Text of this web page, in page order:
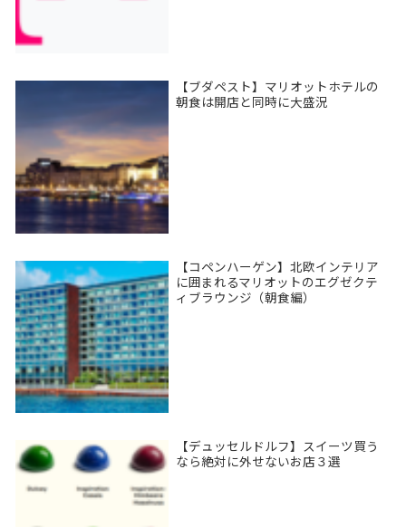
【ブダペスト】マリオットホテルの
朝食は開店と同時に大盛況
【コペンハーゲン】北欧インテリア
に囲まれるマリオットのエグゼクテ
ィブラウンジ（朝食編）
【デュッセルドルフ】スイーツ買う
なら絶対に外せないお店３選